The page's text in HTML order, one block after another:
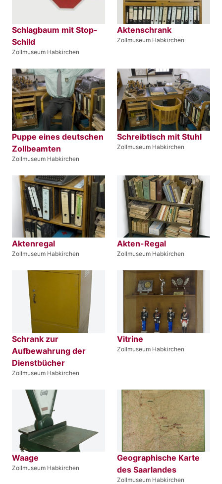
Schlagbaum mit Stop-
Schild
Zollmuseum Habkirchen
Aktenschrank
Zollmuseum Habkirchen
Puppe eines deutschen
Zollbeamten
Zollmuseum Habkirchen
Schreibtisch mit Stuhl
Zollmuseum Habkirchen
Aktenregal
Zollmuseum Habkirchen
Akten-Regal
Zollmuseum Habkirchen
Schrank zur
Aufbewahrung der
Dienstbücher
Zollmuseum Habkirchen
Vitrine
Zollmuseum Habkirchen
Waage
Zollmuseum Habkirchen
Geographische Karte
des Saarlandes
Zollmuseum Habkirchen